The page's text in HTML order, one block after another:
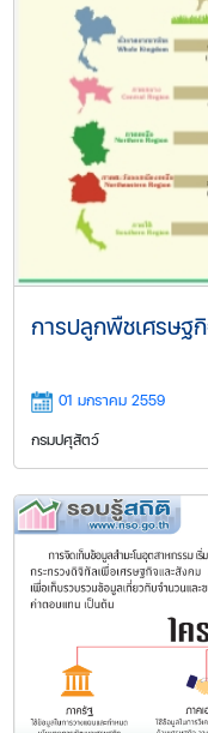
การปลูกพืชเศรษฐ
01 มกราคม 2559
กรมปศุสัตว์